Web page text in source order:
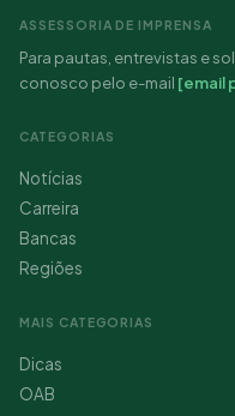
ASSESSORIA DE IMPRENSA
Para pautas, entrevistas e
conosco pelo e-mail [email
CATEGORIAS
Notícias
Carreira
Bancas
Regiões
MAIS CATEGORIAS
Dicas
OAB